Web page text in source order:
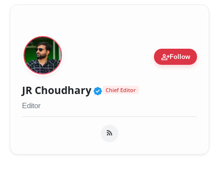
person_addFollow
JR Choudhary Verified Public Figure
Chief Editor
Editor